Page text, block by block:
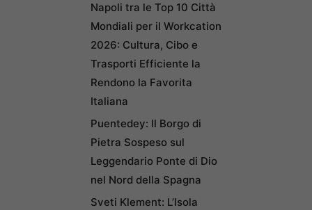
Napoli tra le Top 10 Città
Mondiali per il Workcation
2026: Cultura, Cibo e
Trasporti Efficiente la
Rendono la Favorita
Italiana
Puentedey: Il Borgo di
Pietra Sospeso sul
Leggendario Ponte di Dio
nel Nord della Spagna
Sveti Klement: L’Isola